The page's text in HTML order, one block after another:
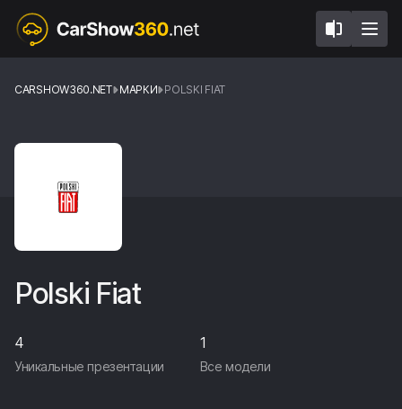
CARSHOW360.NET МАРКИ POLSKI FIAT
Polski Fiat
4
Уникальные презентации
1
Все модели